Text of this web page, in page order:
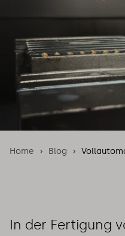
Home Blog
In der Fertigung